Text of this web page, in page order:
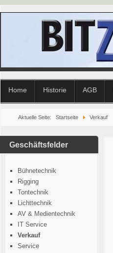
Home Historie AGB
Aktuelle Seite: Startseite Verkauf
Geschäftsfelder
Bühnetechnik
Rigging
Tontechnik
Lichttechnik
AV & Medientechnik
IT Service
Verkauf
Service